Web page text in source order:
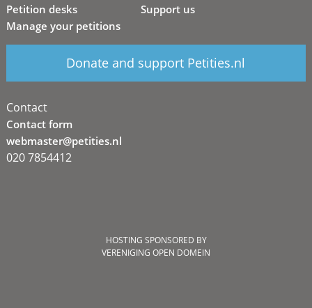
Petition desks
Manage your petitions
Support us
Donate and support Petities.nl
Contact
Contact form
webmaster@petities.nl
020 7854412
HOSTING SPONSORED BY
VERENIGING OPEN DOMEIN